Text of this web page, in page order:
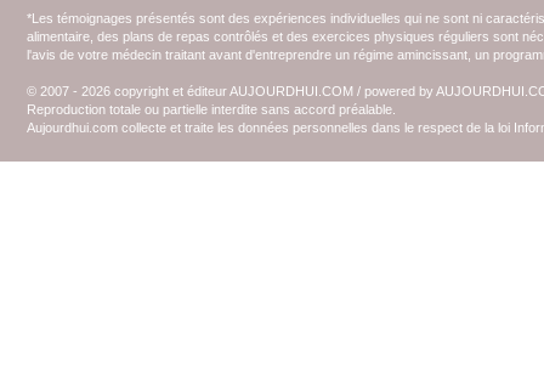
*Les témoignages présentés sont des expériences individuelles qui ne sont ni
alimentaire, des plans de repas contrôlés et des exercices physiques réguliers sont
l'avis de votre médecin traitant avant d'entreprendre un régime amincissant, un
© 2007 - 2026 copyright et éditeur AUJOURDHUI.COM / powered by
Reproduction totale ou partielle interdite sans accord préalable.
Aujourdhui.com collecte et traite les données personnelles dans le respect de la loi